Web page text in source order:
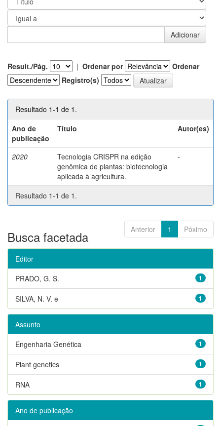
Result./Pág. | Ordenar por
Ordenar
Registro(s)
Resultado 1-1 de 1.
Ano de
publicação
Título Autor(es)
2020
Tecnologia CRISPR na edição
genômica de plantas: biotecnologia
aplicada à agricultura.
-
Resultado 1-1 de 1.
Anterior 1 Póximo
Busca facetada
Editor
1
PRADO, G. S.
1
SILVA, N. V. e
Assunto
1
Engenharia Genética
1
Plant genetics
1
RNA
Ano de publicação